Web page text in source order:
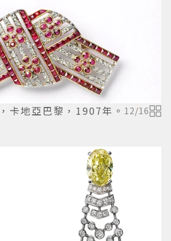
卡地亞巴黎，1907年。 12/16